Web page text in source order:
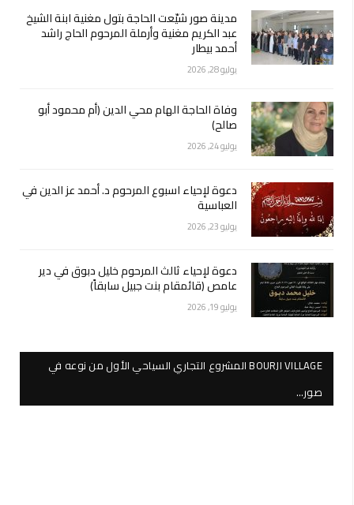
مدينة صور شيّعت الحاجة بتول مغنية ابنة الشيخ
عبد الكريم مغنية وأرملة المرحوم الحاج راشد
أحمد بيطار
يوليو 28, 2026
وفاة الحاجة الهام محي الدين (أم محمود أبو
صالح)
يوليو 24, 2026
دعوة لإحياء اسبوع المرحوم د. أحمد عز الدين في
العباسية
يوليو 23, 2026
دعوة لإحياء ثالث المرحوم خليل دبوق في دير
عامص (قائمقام بنت جبيل سابقاً)
يوليو 19, 2026
BOURJI VILLAGE المشروع التجاري السياحي الأول من نوعه في
صور…